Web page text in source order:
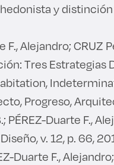
y distinción
F., Alejandro;
Tres Estrategias
Progreso,
PÉREZ-Duarte F.,
v. 12, p. 66,
Duarte F.,